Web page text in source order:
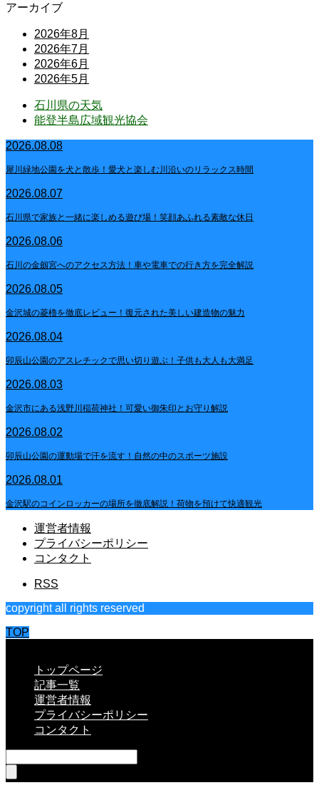
アーカイブ
2026年8月
2026年7月
2026年6月
2026年5月
石川県の天気
能登半島広域観光協会
2026.08.08
犀川緑地公園を犬と散歩！愛犬と楽しむ川沿いのリラックス時間
2026.08.07
石川県で家族と一緒に楽しめる遊び場！笑顔あふれる素敵な休日
2026.08.06
石川の金劔宮へのアクセス方法！車や電車での行き方を完全解説
2026.08.05
金沢城の菱櫓を徹底レビュー！復元された美しい建造物の魅力
2026.08.04
卯辰山公園のアスレチックで思い切り遊ぶ！子供も大人も大満足
2026.08.03
金沢市にある浅野川稲荷神社！可愛い御朱印とお守り解説
2026.08.02
卯辰山公園の運動場で汗を流す！自然の中のスポーツ施設
2026.08.01
金沢駅のコインロッカーの場所を徹底解説！荷物を預けて快適観光
運営者情報
プライバシーポリシー
コンタクト
RSS
copyright all rights reserved
TOP
トップページ
記事一覧
運営者情報
プライバシーポリシー
コンタクト